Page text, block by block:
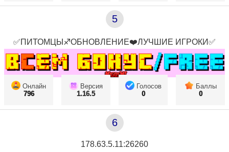
5
✅ПИТОМЦЫ♐ОБНОВЛЕНИЕ❤️ЛУЧШИЕ ИГРОКИ✅
Онлайн
796
Версия
1.16.5
Голосов
0
Баллы
0
6
178.63.5.11:26260